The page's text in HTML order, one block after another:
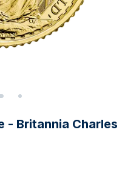
- Britannia Charles